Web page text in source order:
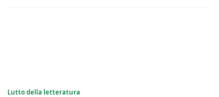
Lutto della letteratura